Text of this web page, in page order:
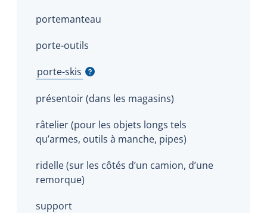
portemanteau
porte-outils
porte-skis
Afficher l'infobulle
présentoir (dans les magasins)
râtelier (pour les objets longs tels
qu’armes, outils à manche, pipes)
ridelle (sur les côtés d’un camion, d’une
remorque)
support